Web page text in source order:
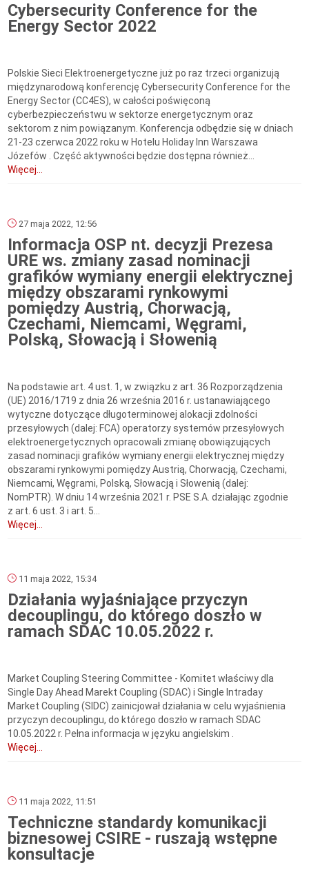
Cybersecurity Conference for the
Energy Sector 2022
Polskie Sieci Elektroenergetyczne już po raz trzeci organizują
międzynarodową konferencję Cybersecurity Conference for the
Energy Sector (CC4ES), w całości poświęconą
cyberbezpieczeństwu w sektorze energetycznym oraz
sektorom z nim powiązanym. Konferencja odbędzie się w dniach
21-23 czerwca 2022 roku w Hotelu Holiday Inn Warszawa
Józefów . Część aktywności będzie dostępna również...
Więcej...
27 maja 2022, 12:56
Informacja OSP nt. decyzji Prezesa
URE ws. zmiany zasad nominacji
grafików wymiany energii elektrycznej
między obszarami rynkowymi
pomiędzy Austrią, Chorwacją,
Czechami, Niemcami, Węgrami,
Polską, Słowacją i Słowenią
Na podstawie art. 4 ust. 1, w związku z art. 36 Rozporządzenia
(UE) 2016/1719 z dnia 26 września 2016 r. ustanawiającego
wytyczne dotyczące długoterminowej alokacji zdolności
przesyłowych (dalej: FCA) operatorzy systemów przesyłowych
elektroenergetycznych opracowali zmianę obowiązujących
zasad nominacji grafików wymiany energii elektrycznej między
obszarami rynkowymi pomiędzy Austrią, Chorwacją, Czechami,
Niemcami, Węgrami, Polską, Słowacją i Słowenią (dalej:
NomPTR). W dniu 14 września 2021 r. PSE S.A. działając zgodnie
z art. 6 ust. 3 i art. 5...
Więcej...
11 maja 2022, 15:34
Działania wyjaśniające przyczyn
decouplingu, do którego doszło w
ramach SDAC 10.05.2022 r.
Market Coupling Steering Committee - Komitet właściwy dla
Single Day Ahead Marekt Coupling (SDAC) i Single Intraday
Market Coupling (SIDC) zainicjował działania w celu wyjaśnienia
przyczyn decouplingu, do którego doszło w ramach SDAC
10.05.2022 r. Pełna informacja w języku angielskim .
Więcej...
11 maja 2022, 11:51
Techniczne standardy komunikacji
biznesowej CSIRE - ruszają wstępne
konsultacje